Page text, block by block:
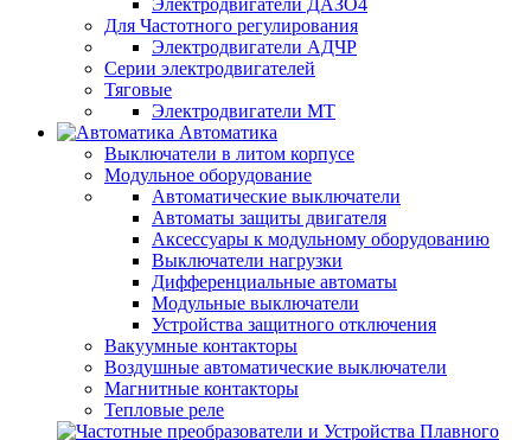
Электродвигатели ДАЗО4
Для Частотного регулирования
Электродвигатели АДЧР
Серии электродвигателей
Тяговые
Электродвигатели МТ
Автоматика
Выключатели в литом корпусе
Модульное оборудование
Автоматические выключатели
Автоматы защиты двигателя
Аксессуары к модульному оборудованию
Выключатели нагрузки
Дифференциальные автоматы
Модульные выключатели
Устройства защитного отключения
Вакуумные контакторы
Воздушные автоматические выключатели
Магнитные контакторы
Тепловые реле